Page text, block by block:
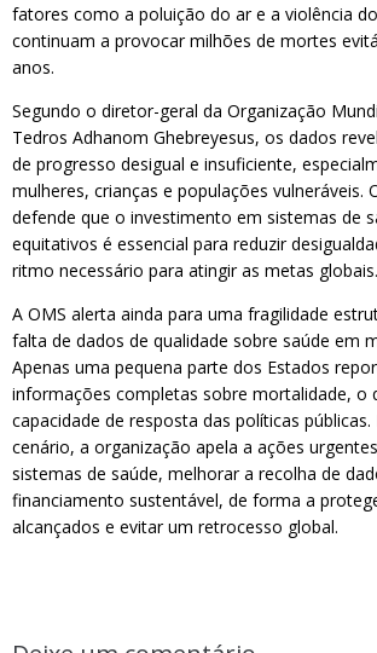
fatores como a poluição do ar e a violência
continuam a provocar milhões de mortes
anos.
Segundo o diretor-geral da Organização
Tedros Adhanom Ghebreyesus, os dados
de progresso desigual e insuficiente,
mulheres, crianças e populações vulneráveis.
defende que o investimento em sistemas de
equitativos é essencial para reduzir
ritmo necessário para atingir as metas globais.
A OMS alerta ainda para uma fragilidade
falta de dados de qualidade sobre saúde em
Apenas uma pequena parte dos Estados
informações completas sobre mortalidade, o
capacidade de resposta das políticas
cenário, a organização apela a ações
sistemas de saúde, melhorar a recolha de
financiamento sustentável, de forma a
alcançados e evitar um retrocesso global.